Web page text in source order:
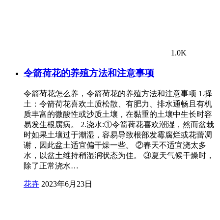
1.0K
令箭荷花的养殖方法和注意事项
令箭荷花怎么养，令箭荷花的养殖方法和注意事项 1.择
土：令箭荷花喜欢土质松散、有肥力、排水通畅且有机
质丰富的微酸性或沙质土壤，在黏重的土壤中生长时容
易发生根腐病。 2.浇水:①令箭荷花喜欢潮湿，然而盆栽
时如果土壤过于潮湿，容易导致根部发霉腐烂或花蕾凋
谢，因此盆土适宜偏干燥一些。 ②春天不适宜浇太多
水，以盆土维持稍湿润状态为佳。 ③夏天气候干燥时，
除了正常浇水…
花卉 2023年6月23日